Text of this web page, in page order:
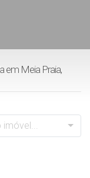
em Meia Praia,
imóvel...